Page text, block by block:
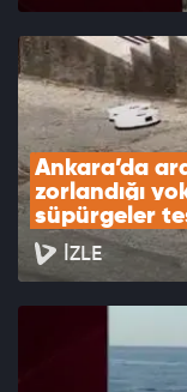
Ankara’da
zorlandığı
süpürgeler
İZLE